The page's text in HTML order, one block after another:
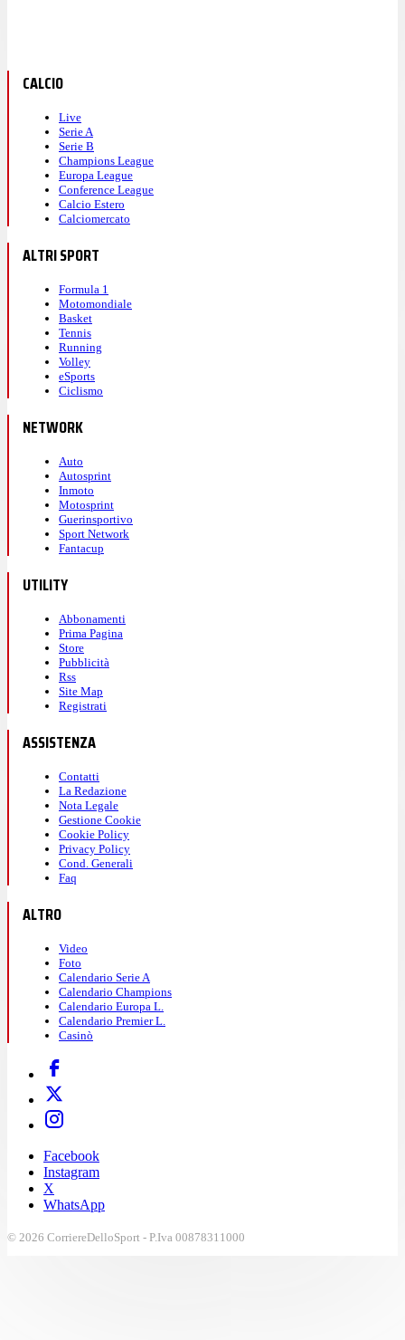
CALCIO
Live
Serie A
Serie B
Champions League
Europa League
Conference League
Calcio Estero
Calciomercato
ALTRI SPORT
Formula 1
Motomondiale
Basket
Tennis
Running
Volley
eSports
Ciclismo
NETWORK
Auto
Autosprint
Inmoto
Motosprint
Guerinsportivo
Sport Network
Fantacup
UTILITY
Abbonamenti
Prima Pagina
Store
Pubblicità
Rss
Site Map
Registrati
ASSISTENZA
Contatti
La Redazione
Nota Legale
Gestione Cookie
Cookie Policy
Privacy Policy
Cond. Generali
Faq
ALTRO
Video
Foto
Calendario Serie A
Calendario Champions
Calendario Europa L.
Calendario Premier L.
Casinò
Facebook
Instagram
X
WhatsApp
© 2026 CorriereDelloSport - P.Iva 00878311000